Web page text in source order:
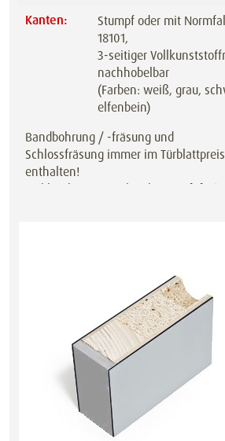
Kanten:
Stumpf oder mit
18101,
3-seitiger
nachhobelbar
(Farben: weiß, grau,
elfenbein)
Bandbohrung / -fräsung und
Schlossfräsung immer im Türblattpreis
enthalten!
Türblatt bis 30 mm kürzbar,
auch bei